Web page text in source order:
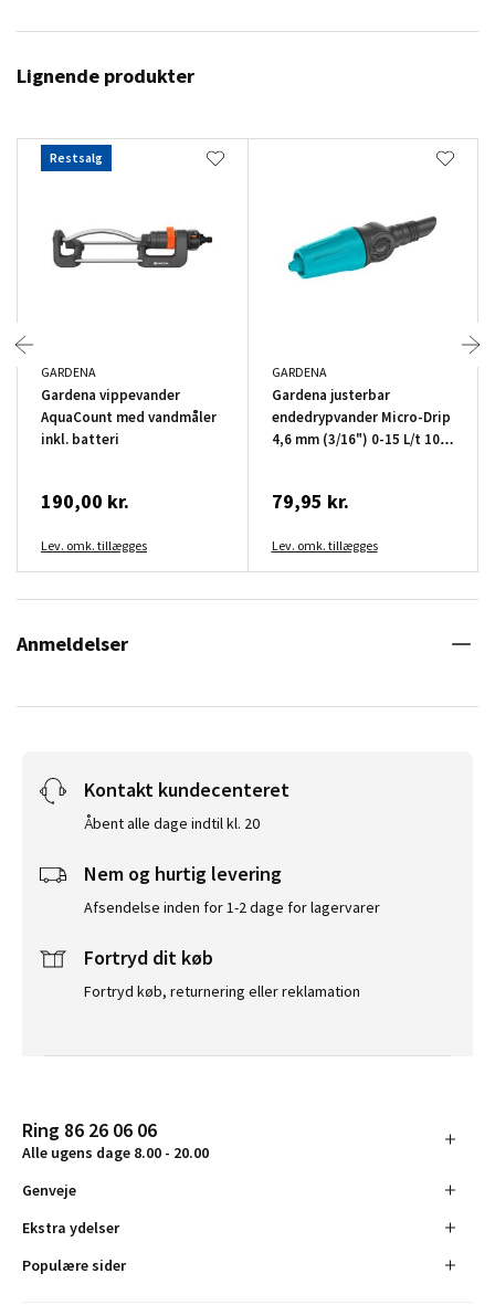
Lignende produkter
Restsalg
GARDENA
Gardena vippevander
AquaCount med vandmåler
inkl. batteri
190,00 kr.
Lev. omk. tillægges
GARDENA
Gardena justerbar
endedrypvander Micro-Drip
4,6 mm (3/16") 0-15 L/t 10
79,95 kr.
Lev. omk. tillægges
Anmeldelser
Kontakt kundecenteret
Åbent alle dage indtil kl. 20
Nem og hurtig levering
Afsendelse inden for 1-2 dage for lagervarer
Fortryd dit køb
Fortryd køb, returnering eller reklamation
Ring 86 26 06 06
Alle ugens dage 8.00 - 20.00
Genveje
Ekstra ydelser
Populære sider